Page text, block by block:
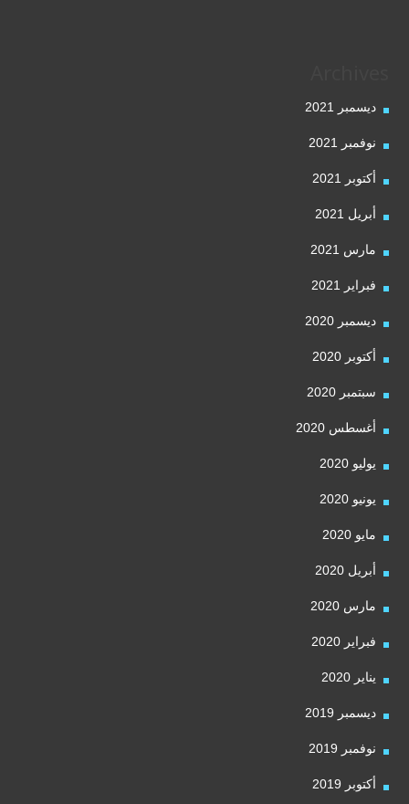
ديسمبر 2021
نوفمبر 2021
أكتوبر 2021
أبريل 2021
مارس 2021
فبراير 2021
ديسمبر 2020
أكتوبر 2020
سبتمبر 2020
أغسطس 2020
يوليو 2020
يونيو 2020
مايو 2020
أبريل 2020
مارس 2020
فبراير 2020
يناير 2020
ديسمبر 2019
نوفمبر 2019
أكتوبر 2019